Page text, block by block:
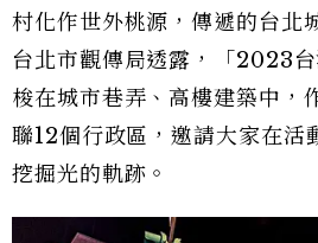
村化作世外桃源，傳遞的台北
台北市觀傳局透露，「2023
梭在城市巷弄、高樓建築中，
聯12個行政區，邀請大家在活
挖掘光的軌跡。